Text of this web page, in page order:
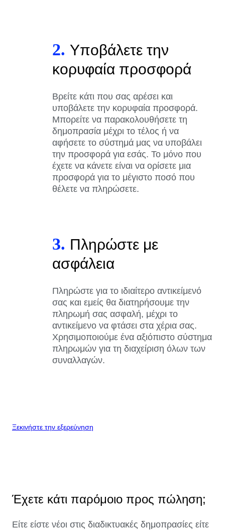
2. Υποβάλετε την
κορυφαία προσφορά
Βρείτε κάτι που σας αρέσει και
υποβάλετε την κορυφαία προσφορά.
Μπορείτε να παρακολουθήσετε τη
δημοπρασία μέχρι το τέλος ή να
αφήσετε το σύστημά μας να υποβάλει
την προσφορά για εσάς. Το μόνο που
έχετε να κάνετε είναι να ορίσετε μια
προσφορά για το μέγιστο ποσό που
θέλετε να πληρώσετε.
3. Πληρώστε με
ασφάλεια
Πληρώστε για το ιδιαίτερο αντικείμενό
σας και εμείς θα διατηρήσουμε την
πληρωμή σας ασφαλή, μέχρι το
αντικείμενο να φτάσει στα χέρια σας.
Χρησιμοποιούμε ένα αξιόπιστο σύστημα
πληρωμών για τη διαχείριση όλων των
συναλλαγών.
Ξεκινήστε την εξερεύνηση
Έχετε κάτι παρόμοιο προς πώληση;
Είτε είστε νέοι στις διαδικτυακές δημοπρασίες είτε